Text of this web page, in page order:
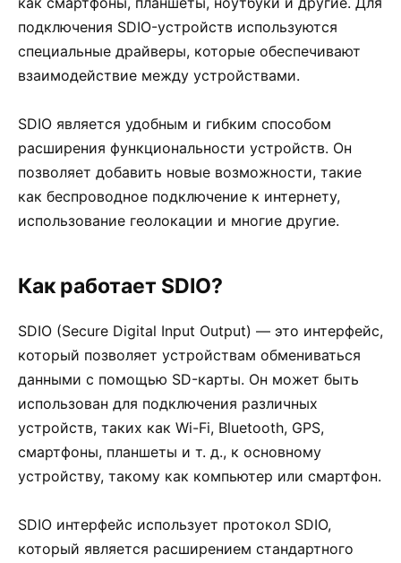
подключения SDIO-устройств используются
специальные драйверы, которые обеспечивают
взаимодействие между устройствами.
SDIO является удобным и гибким способом
расширения функциональности устройств. Он
позволяет добавить новые возможности, такие
как беспроводное подключение к интернету,
использование геолокации и многие другие.
Как работает SDIO?
SDIO (Secure Digital Input Output) — это интерфейс,
который позволяет устройствам обмениваться
данными с помощью SD-карты. Он может быть
использован для подключения различных
устройств, таких как Wi-Fi, Bluetooth, GPS,
смартфоны, планшеты и т. д., к основному
устройству, такому как компьютер или смартфон.
SDIO интерфейс использует протокол SDIO,
который является расширением стандартного